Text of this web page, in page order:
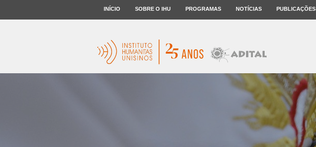
INÍCIO SOBRE O IHU PROGRAMAS NOTÍCIAS PUBLICAÇÕES